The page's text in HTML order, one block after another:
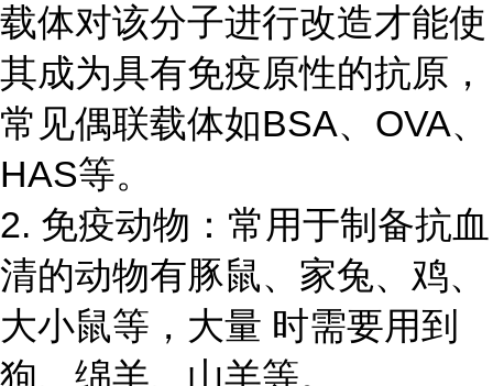
载体对该分子进行改造才能使
其成为具有免疫原性的抗原，
常见偶联载体如BSA、OVA、
HAS等。
2. 免疫动物：常用于制备抗血
清的动物有豚鼠、家兔、鸡、
大小鼠等，大量 时需要用到
狗、绵羊、山羊等。